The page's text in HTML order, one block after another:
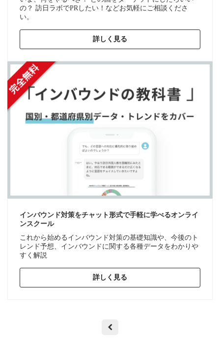
の？ 訪日ラボでPRしたい！などお気軽にご相談くださ
い。
詳しく見る
インバウンド対策をチャット形式で手軽に学べるオンライ
ンスクール
これから始めるインバウンド対策の基礎知識や、今後のト
レンド予想、インバウンドに関する各種データをわかりや
すく解説
詳しく見る